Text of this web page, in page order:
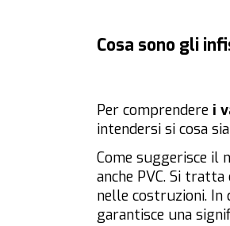
Cosa sono gli
Per comprendere i
intendersi si cosa
Come suggerisce il
anche PVC. Si
nelle costruzioni.
garantisce una